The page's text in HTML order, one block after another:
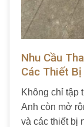
Nhu Cầu
Các Thiết
Không chỉ tập
Anh còn mở
và các thiết bị